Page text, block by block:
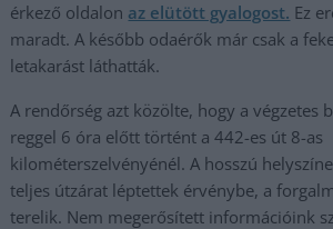
érkező oldalon az elütött gyalogost. Ez
maradt. A később odaérők már csak a
letakarást láthatták.
A rendőrség azt közölte, hogy a végzetes
reggel 6 óra előtt történt a 442-es út 8-as
kilométerszelvényénél. A hosszú
teljes útzárat léptettek érvénybe, a
terelik. Nem megerősített információink